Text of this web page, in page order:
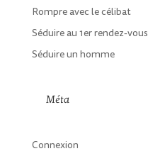
Rompre avec le célibat
Séduire au 1er rendez-vous
Séduire un homme
Méta
Connexion